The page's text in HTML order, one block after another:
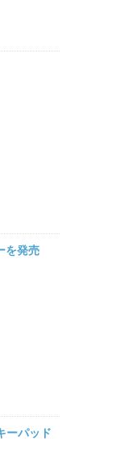
を発売
ーパッド